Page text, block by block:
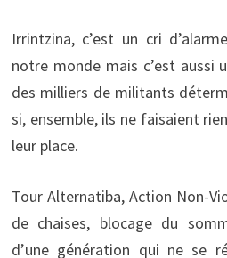
Irrintzina, c’est un cri
notre monde mais c’est aussi
des milliers de militants
si, ensemble, ils ne faisaient
leur place.
Tour Alternatiba, Action Non-
de chaises, blocage du
d’une génération qui ne se